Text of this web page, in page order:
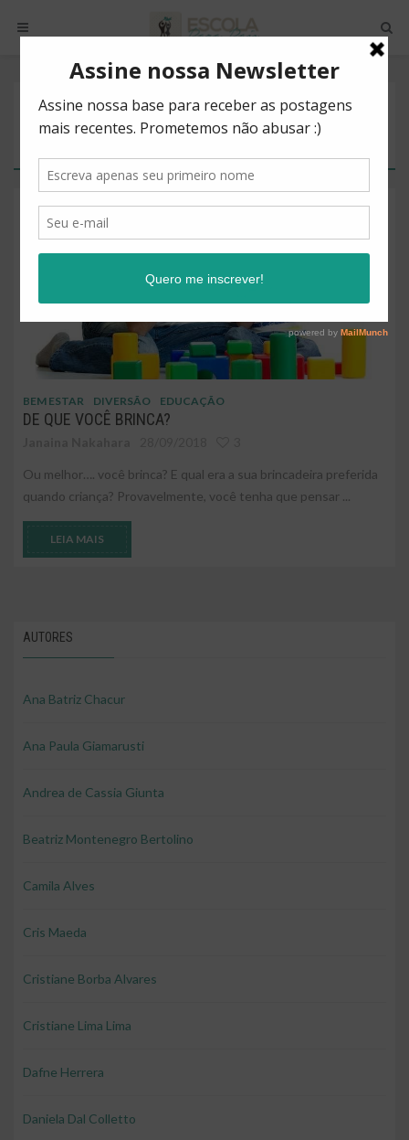
POSTS BY TAG
VIAJAR…
BEM ESTAR DIVERSÃO EDUCAÇÃO
DE QUE VOCÊ BRINCA?
Ou melhor…. você brinca? E qual era a sua brincadeira preferida
quando criança? Provavelmente, você tenha que pensar ...
LEIA MAIS
AUTORES
Ana Batriz Chacur
Ana Paula Giamarusti
Andrea de Cassia Giunta
Beatriz Montenegro Bertolino
Camila Alves
Cris Maeda
Cristiane Borba Alvares
Cristiane Lima Lima
Dafne Herrera
Daniela Dal Colletto